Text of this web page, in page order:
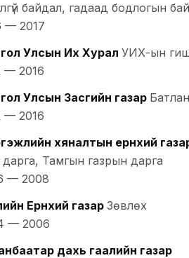
байдал, гадаад бодлогын
— 2017
Улсын Их Хурал УИХ-ын
— 2016
Улсын Засгийн газар
— 2016
хяналтын ерөнхий
Тамгын газрын дарга
— 2008
Ерөнхий газар Зөвлөх
— 2006
дахь гаалийн газар